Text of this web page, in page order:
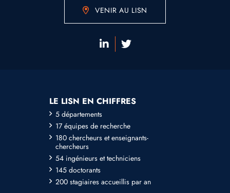
VENIR AU LISN
LE LISN EN CHIFFRES
5 départements
17 équipes de recherche
180 chercheurs et enseignants-
chercheurs
54 ingénieurs et techniciens
145 doctorants
200 stagiaires accueillis par an